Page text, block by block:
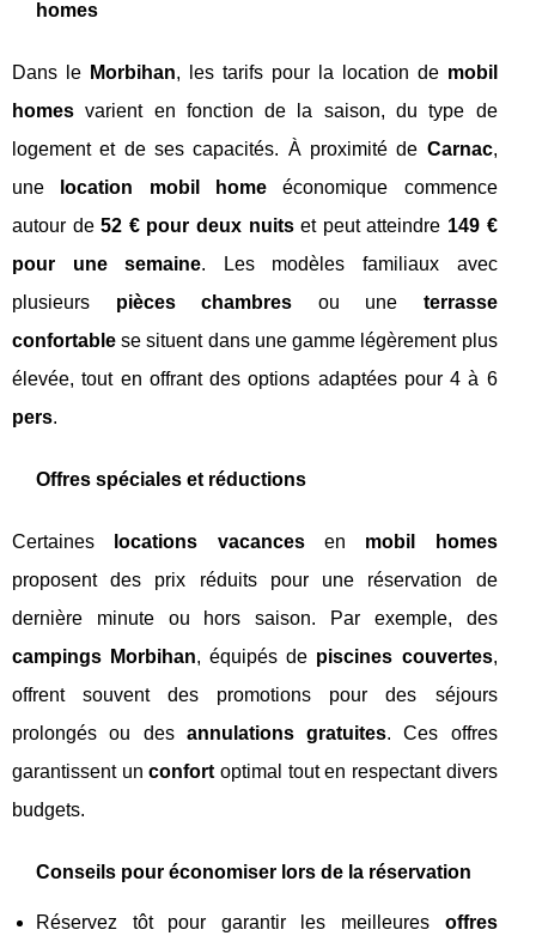
homes
Dans le Morbihan, les tarifs pour la location de mobil
homes varient en fonction de la saison, du type de
logement et de ses capacités. À proximité de Carnac,
une
location mobil homeéconomique commence
autour de52 € pour deux nuitset peut atteindre 149 €
pour une semaine. Les modèles familiaux avec
plusieurs pièces chambres ou une terrasse
confortable se situent dans une gamme légèrement plus
élevée, tout en offrant des options adaptées pour 4 à 6
pers.
Offres spéciales et réductions
Certaines locations vacancesen mobil homes
proposent des prix réduits pour une réservation de
dernière minute ou hors saison. Par exemple, des
campings Morbihan, équipés de piscines couvertes,
offrent souvent des promotions pour des séjours
prolongés ou des annulations gratuites. Ces offres
garantissent unconfort optimal tout en respectant divers
budgets.
Conseils pour économiser lors de la réservation
Réservez tôt pour garantir les meilleures offres